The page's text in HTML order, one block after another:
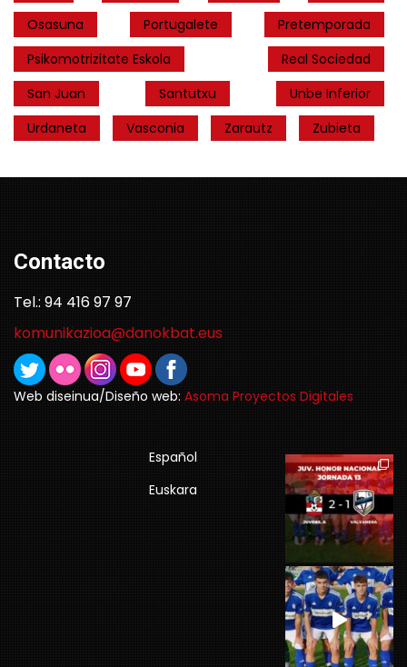
Osasuna
Portugalete
Pretemporada
Psikomotrizitate Eskola
Real Sociedad
San Juan
Santutxu
Unbe Inferior
Urdaneta
Vasconia Zarautz Zubieta
Contacto
Tel.: 94 416 97 97
komunikazioa@danokbat.eus
Web diseinua/Diseño web: Asoma Proyectos Digitales
Español
Euskara